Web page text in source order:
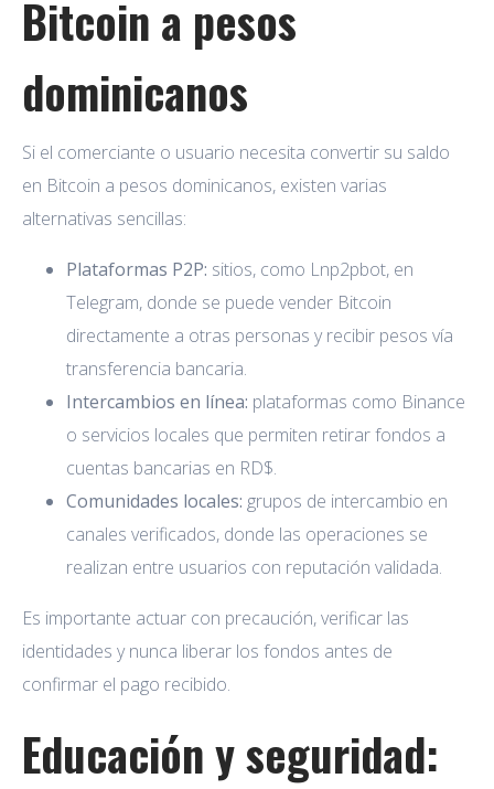
Bitcoin a pesos
dominicanos
Si el comerciante o usuario necesita convertir su saldo
en Bitcoin a pesos dominicanos, existen varias
alternativas sencillas:
Plataformas P2P: sitios, como Lnp2pbot, en
Telegram, donde se puede vender Bitcoin
directamente a otras personas y recibir pesos vía
transferencia bancaria.
Intercambios en línea: plataformas como Binance
o servicios locales que permiten retirar fondos a
cuentas bancarias en RD$.
Comunidades locales: grupos de intercambio en
canales verificados, donde las operaciones se
realizan entre usuarios con reputación validada.
Es importante actuar con precaución, verificar las
identidades y nunca liberar los fondos antes de
confirmar el pago recibido.
Educación y seguridad: